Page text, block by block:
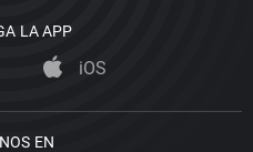
LA APP
iOS
EN